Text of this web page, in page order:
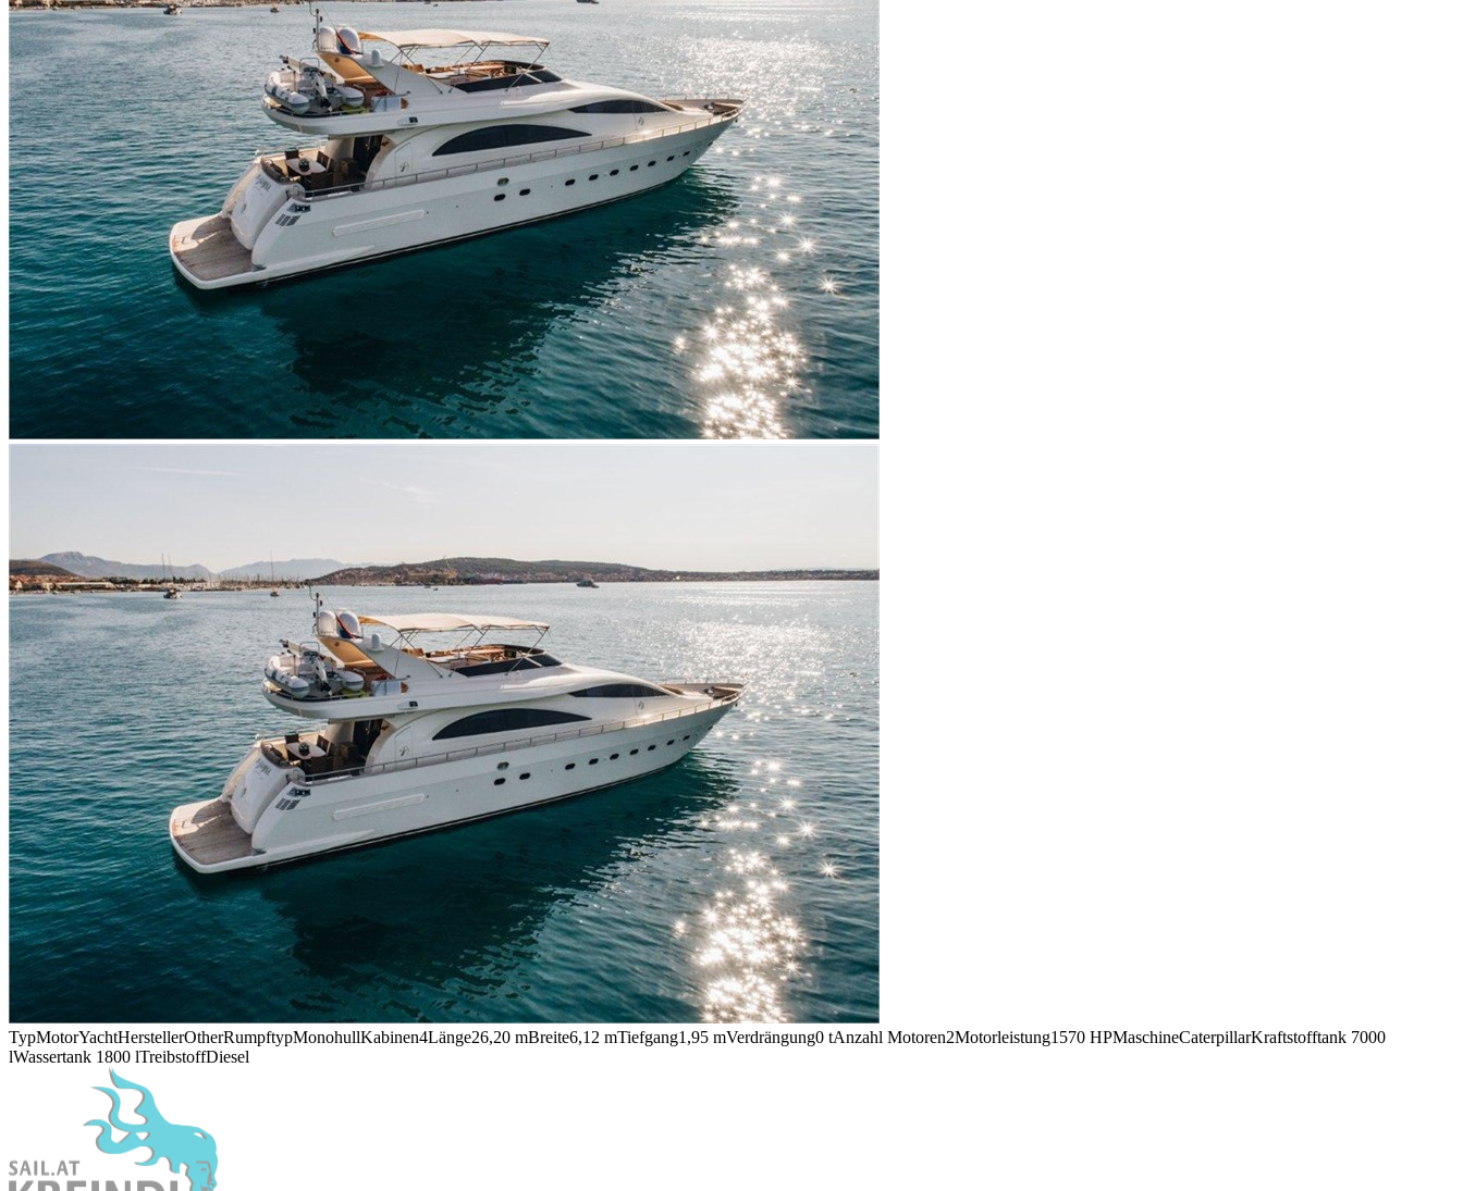
TypMotorYachtHerstellerOtherRumpftypMonohullKabinen4Länge26,20 mBreite6,12 mTiefgang1,95 mVerdrängung0 tAnzahl Motoren2Motorleistung1570 HPMaschineCaterpillarKraftstofftank 7000
lWassertank 1800 lTreibstoffDiesel